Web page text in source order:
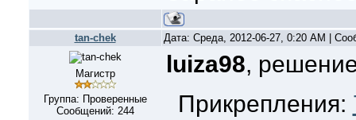
tan-chek Дата: Среда, 2012-06-27, 0:20 AM |
Магистр
Группа: Проверенные
Сообщений: 244
luiza98,
Прикрепления: